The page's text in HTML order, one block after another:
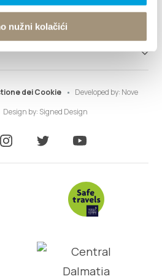
nužni kolačići
dei Cookie Developed by: Nove
Design by: Signed Design